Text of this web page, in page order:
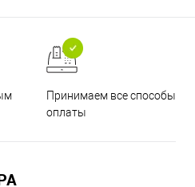
Принимаем все способы
оплаты